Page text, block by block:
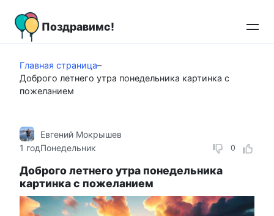
контенту
Поздравимс!
Главная страница–
Доброго летнего утра понедельника картинка с
пожеланием
0
Евгений Мокрышев
1 годПонедельник
Доброго летнего утра понедельника
картинка с пожеланием